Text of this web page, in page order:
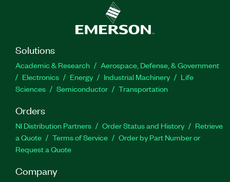
Solutions
Academic & Research
Aerospace, Defense, & Government
Electronics
Energy Industrial Machinery
Life
Sciences
Semiconductor Transportation
Orders
NI Distribution Partners Order Status and History
Retrieve
a Quote
Terms of Service
Order by Part Number or
Request a Quote
Company